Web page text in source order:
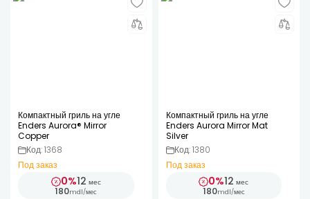
Компактный гриль на угле
Enders Aurora® Mirror
Copper
Код: 1368
Под заказ
0%12 мес
180mdl/мес
Компактный гриль на угле
Enders Aurora Mirror Mat
Silver
Код: 1380
Под заказ
0%12 мес
180mdl/мес